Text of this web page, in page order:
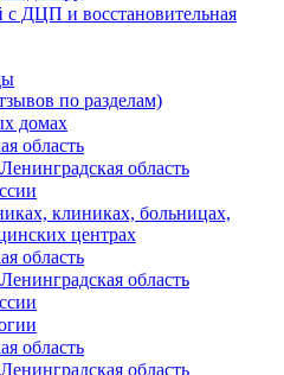
ДЦП и восстановительная
по разделам)
домах
область
область
клиниках, больницах,
центрах
область
область
область
область